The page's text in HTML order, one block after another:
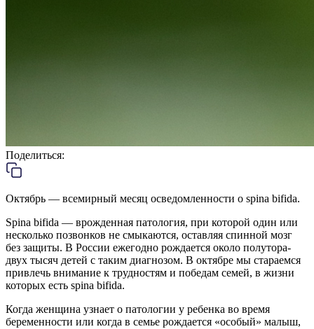
Поделиться:
Октябрь — всемирный месяц осведомленности о spina bifida.
Spina bifida — врожденная патология, при которой один или
несколько позвонков не смыкаются, оставляя спинной мозг
без защиты. В России ежегодно рождается около полутора-
двух тысяч детей с таким диагнозом. В октябре мы стараемся
привлечь внимание к трудностям и победам семей, в жизни
которых есть spina bifida.
Когда женщина узнает о патологии у ребенка во время
беременности или когда в семье рождается «особый» малыш,